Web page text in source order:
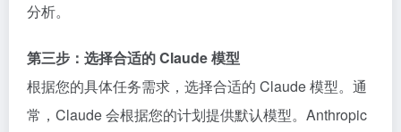
分析。
第三步：选择合适的 Claude 模型
根据您的具体任务需求，选择合适的 Claude 模型。通
常，Claude 会根据您的计划提供默认模型。Anthropic